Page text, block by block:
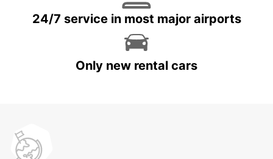
24/7 service in most major airports
Only new rental cars